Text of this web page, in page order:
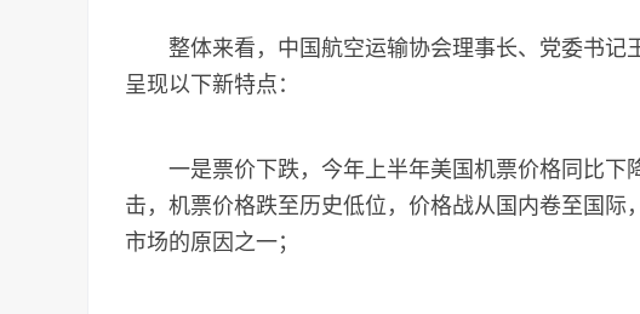
整体来看，中国航空运输协会理事长、党委书记
呈现以下新特点：
一是票价下跌，今年上半年美国机票价格同比下
击，机票价格跌至历史低位，价格战从国内卷至国际
市场的原因之一；